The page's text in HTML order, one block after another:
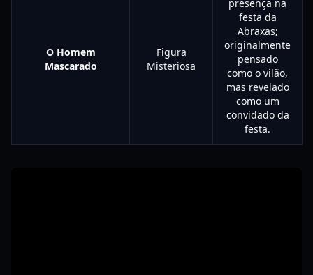
O Homem
Mascarado
Figura
Misteriosa
presença na
festa da
Abraxas;
originalmente
pensado
como o vilão,
mas revelado
como um
convidado da
festa.